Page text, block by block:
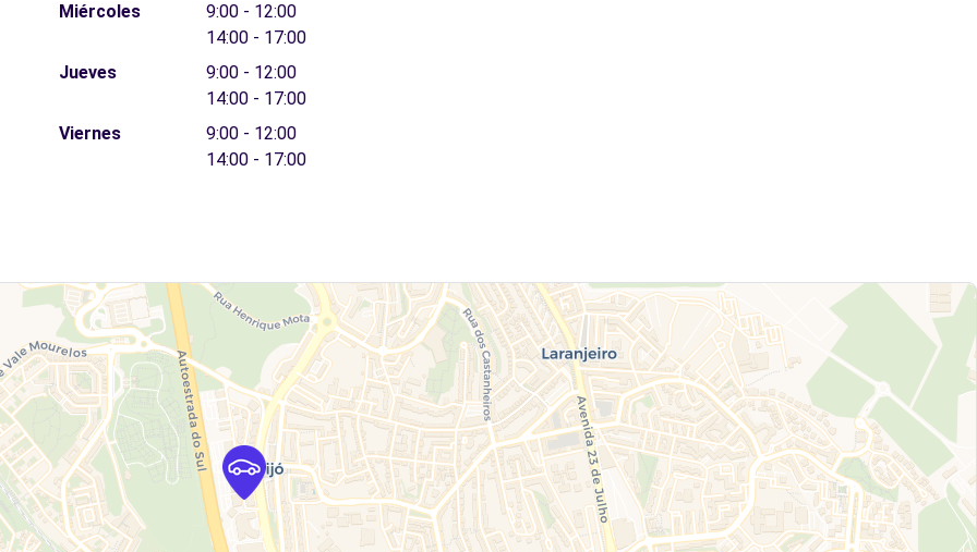
Miércoles
9:00 - 12:00
14:00 - 17:00
Jueves
9:00 - 12:00
14:00 - 17:00
Viernes
9:00 - 12:00
14:00 - 17:00